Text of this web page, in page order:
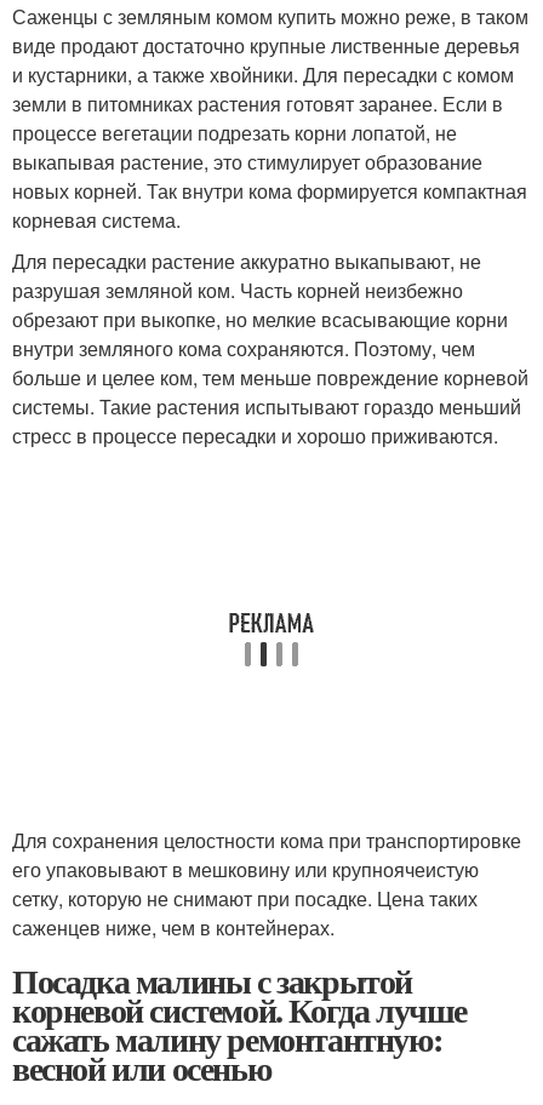
Саженцы с земляным комом купить можно реже, в таком
виде продают достаточно крупные лиственные деревья
и кустарники, а также хвойники. Для пересадки с комом
земли в питомниках растения готовят заранее. Если в
процессе вегетации подрезать корни лопатой, не
выкапывая растение, это стимулирует образование
новых корней. Так внутри кома формируется компактная
корневая система.
Для пересадки растение аккуратно выкапывают, не
разрушая земляной ком. Часть корней неизбежно
обрезают при выкопке, но мелкие всасывающие корни
внутри земляного кома сохраняются. Поэтому, чем
больше и целее ком, тем меньше повреждение корневой
системы. Такие растения испытывают гораздо меньший
стресс в процессе пересадки и хорошо приживаются.
Для сохранения целостности кома при транспортировке
его упаковывают в мешковину или крупноячеистую
сетку, которую не снимают при посадке. Цена таких
саженцев ниже, чем в контейнерах.
Посадка малины с закрытой
корневой системой. Когда лучше
сажать малину ремонтантную:
весной или осенью